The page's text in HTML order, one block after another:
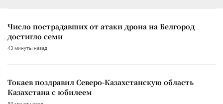
Число пострадавших от атаки дрона на Белгород
достигло семи
43 минуты назад
Токаев поздравил Северо-Казахстанскую область
Казахстана с юбилеем